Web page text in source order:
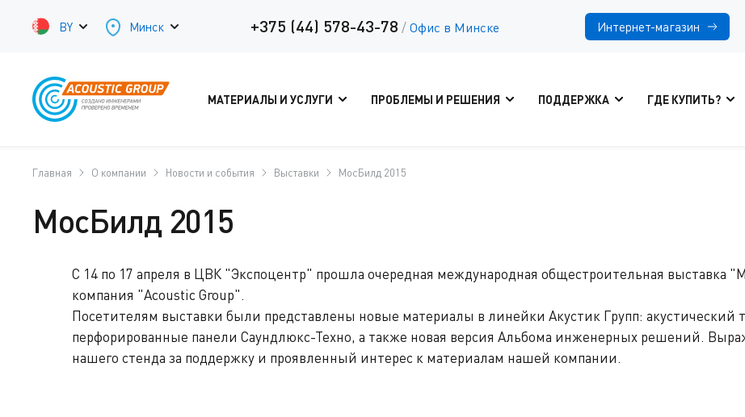
BY Минск +375 (44) 578-43-78 / Офис в Минске Интернет-магазин
МАТЕРИАЛЫ И УСЛУГИ ПРОБЛЕМЫ И РЕШЕНИЯ ПОДДЕРЖКА ГДЕ КУПИТЬ?
Главная О компании Новости и события Выставки МосБилд 2015
МосБилд 2015
С 14 по 17 апреля в ЦВК "Экспоцентр" прошла очередная международная общестроительная выставка
компания "Acoustic Group".
Посетителям выставки были представлены новые материалы в линейки Акустик Групп: акустический
перфорированные панели Саундлюкс-Техно, а также новая версия Альбома инженерных решений.
нашего стенда за поддержку и проявленный интерес к материалам нашей компании.